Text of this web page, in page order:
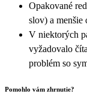
Opakované
slov) a menšie
V niektorých
vyžadovalo
problém so
Pomohlo vám zhrnutie?